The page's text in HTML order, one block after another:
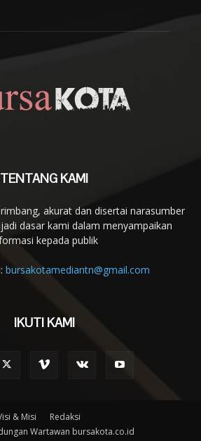
TENTANG KAMI
akurat dan disertai narasumber
dasar kami dalam menyampaikan
kepada publik
bursakotamediantn@gmail.com
IKUTI KAMI
& Misi
Redaksi
Wartawan bursakota.co.id